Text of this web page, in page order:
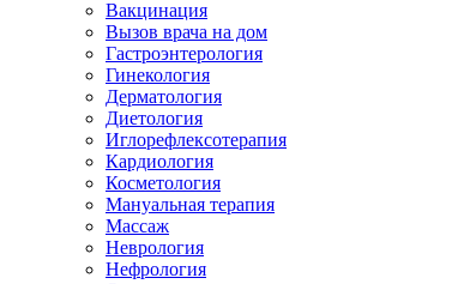
Вакцинация
Вызов врача на дом
Гастроэнтерология
Гинекология
Дерматология
Диетология
Иглорефлексотерапия
Кардиология
Косметология
Мануальная терапия
Массаж
Неврология
Нефрология